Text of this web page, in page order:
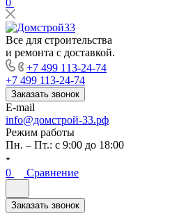
0
Все для строительства
и ремонта с доставкой.
+7 499 113-24-74
+7 499 113-24-74
Заказать звонок
E-mail
info@домстрой-33.рф
Режим работы
Пн. – Пт.: с 9:00 до 18:00
0 Сравнение
Заказать звонок